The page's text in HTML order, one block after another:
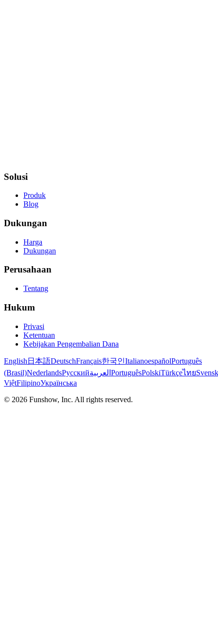
Solusi
Produk
Blog
Dukungan
Harga
Dukungan
Perusahaan
Tentang
Hukum
Privasi
Ketentuan
Kebijakan Pengembalian Dana
English 日本語DeutschFrançais한국인ItalianoespañolPortuguês
(Brasil)NederlandsРусскийالعربية PortuguêsPolskiTürkçeไทย
ViệtFilipinoУкраїнська
© 2026 Funshow, Inc. All rights reserved.